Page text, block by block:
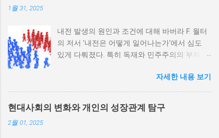
1월 31, 2025
내전 발생의 원인과 조건에 대해 바버라 F. 월터
의 저서 '내전은 어떻게 일어나는가'에서 심도
있게 다뤄졌다. 특히 독재와 민주주의의 부재가
정치적 파벌화와 경제·군사 체제의 불안정성이
내전의 촉매제가 된다는 사실은 우리에게 중요
한 교훈을 준다. 정치적 불안정성과 내전 발발
위험 정치적 불안정성은 내전 발발의 핵심 요인
자세한 내용 보기
현대사회의 변화와 개인의 성장관계 탐구
2월 01, 2025